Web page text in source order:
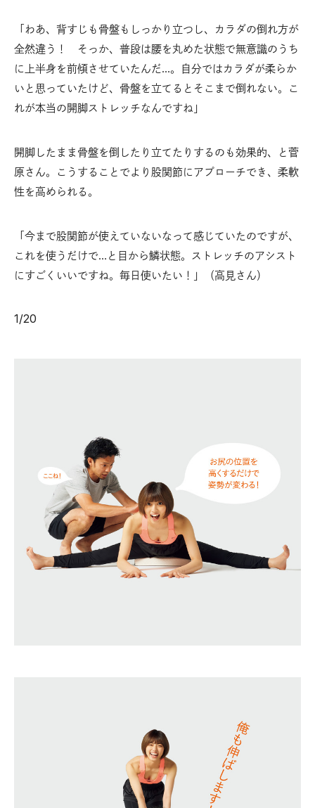
「わあ、背すじも骨盤もしっかり立つし、カラダの倒れ方が
全然違う！ そっか、普段は腰を丸めた状態で無意識のうち
に上半身を前傾させていたんだ…。自分ではカラダが柔らか
いと思っていたけど、骨盤を立てるとそこまで倒れない。こ
れが本当の開脚ストレッチなんですね」
開脚したまま骨盤を倒したり立てたりするのも効果的、と菅
原さん。こうすることでより股関節にアプローチでき、柔軟
性を高められる。
「今まで股関節が使えていないなって感じていたのですが、
これを使うだけで…と目から鱗状態。ストレッチのアシスト
にすごくいいですね。毎日使いたい！」（高見さん）
1/20